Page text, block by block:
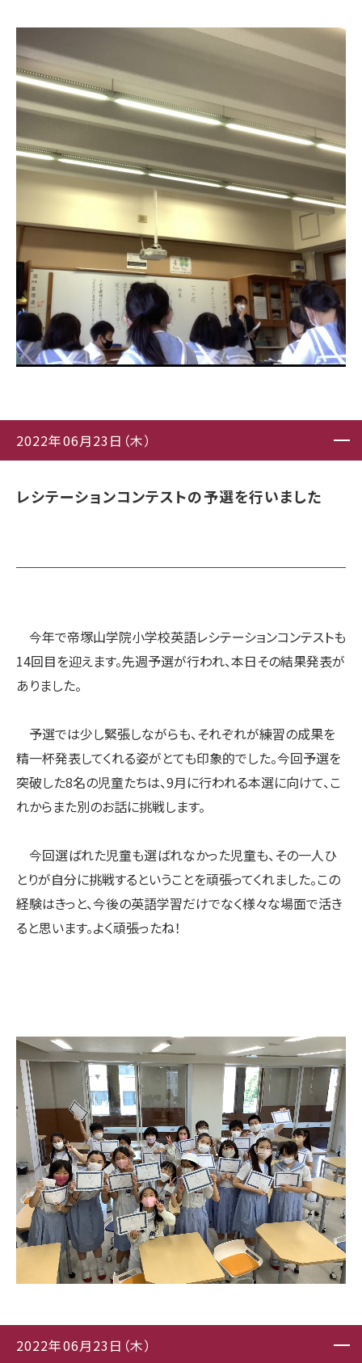
2022年06月23日（木）
レシテーションコンテストの予選を行いました
今年で帝塚山学院小学校英語レシテーションコンテストも
14回目を迎えます。先週予選が行われ、本日その結果発表が
ありました。
予選では少し緊張しながらも、それぞれが練習の成果を
精一杯発表してくれる姿がとても印象的でした。今回予選を
突破した8名の児童たちは、9月に行われる本選に向けて、こ
れからまた別のお話に挑戦します。
今回選ばれた児童も選ばれなかった児童も、その一人ひ
とりが自分に挑戦するということを頑張ってくれました。この
経験はきっと、今後の英語学習だけでなく様々な場面で活き
ると思います。よく頑張ったね！
2022年06月23日（木）